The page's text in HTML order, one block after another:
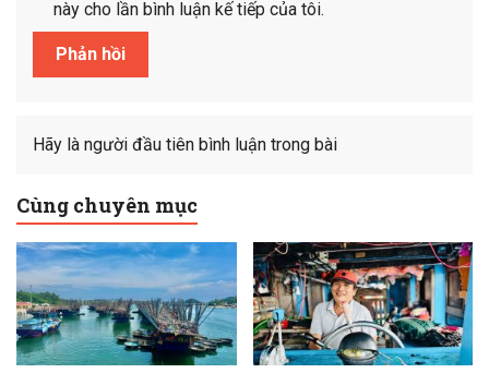
này cho lần bình luận kế tiếp của tôi.
Hãy là người đầu tiên bình luận trong bài
Cùng chuyên mục